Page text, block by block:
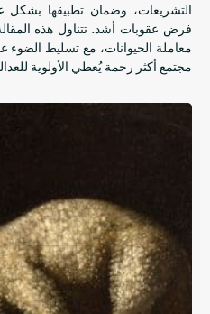
التشريعات، وضمان تطبيقها بشكل
فرض عقوبات أشد. تتناول هذه
معاملة الحيوانات، مع تسليط الضوء
مجتمع أكثر رحمة يُعطي الأولوية